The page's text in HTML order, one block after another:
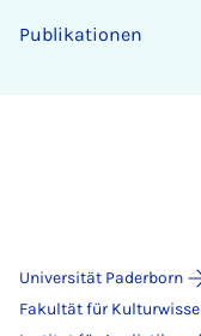
Publikationen
Universität Paderborn
Fakultät für